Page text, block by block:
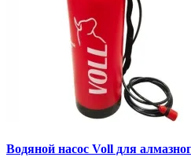
Водяной насос Voll для